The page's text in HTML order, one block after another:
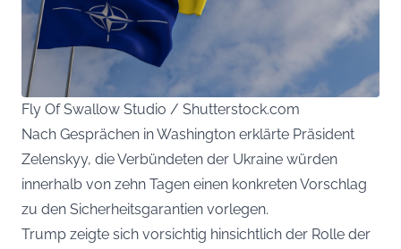
Fly Of Swallow Studio / Shutterstock.com
Nach Gesprächen in Washington erklärte Präsident
Zelenskyy, die Verbündeten der Ukraine würden
innerhalb von zehn Tagen einen konkreten Vorschlag
zu den Sicherheitsgarantien vorlegen.
Trump zeigte sich vorsichtig hinsichtlich der Rolle der